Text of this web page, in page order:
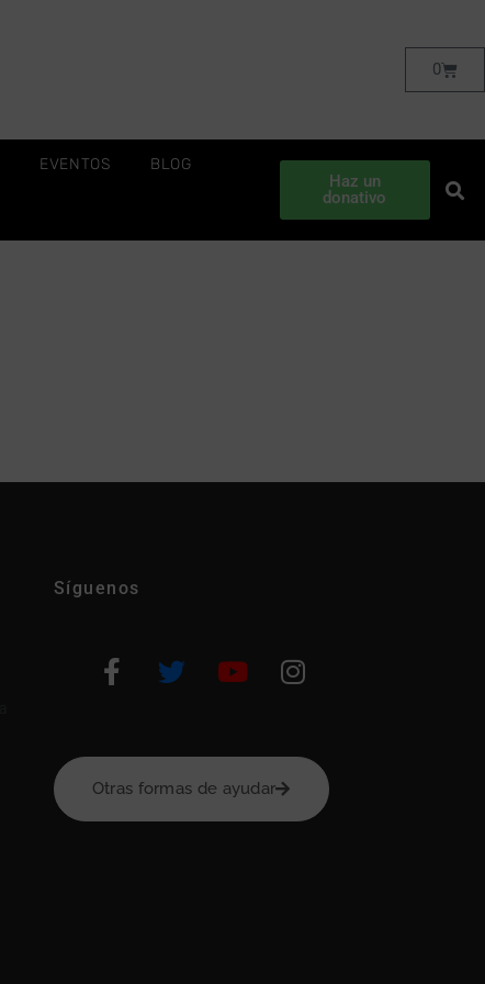
0
EVENTOS BLOG
Haz un
donativo
Síguenos
Otras formas de ayudar